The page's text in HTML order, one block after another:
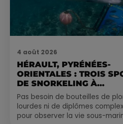
4 août 2026
HÉRAULT, PYRÉNÉES-
ORIENTALES : TROIS
DE SNORKELING À
EXPLORER...
Pas besoin de bouteilles de
lourdes ni de diplômes
pour observer la vie sous-